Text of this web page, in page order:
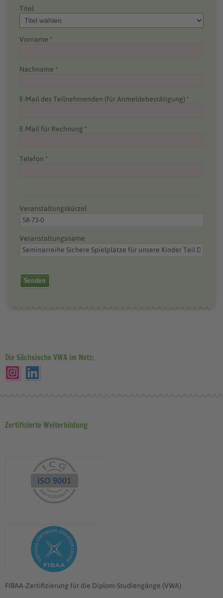
Titel
Vorname *
Nachname *
E-Mail des Teilnehmenden (für Anmeldebestätigung) *
E-Mail für Rechnung *
Telefon *
Veranstaltungskürzel
Veranstaltungsname
Senden
Die Sächsische VWA im Netz:
Zertifizierte Weiterbildung
FIBAA-Zertifizierung für die Diplom-Studiengänge (VWA)